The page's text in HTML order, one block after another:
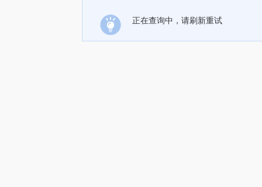
正在查询中，请刷新重试